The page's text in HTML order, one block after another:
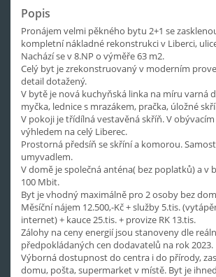
Popis
Pronájem velmi pěkného bytu 2+1 se
kompletní nákladné rekonstrukci v Liberci,
Nachází se v 8.NP o výměře 63 m2.
Celý byt je zrekonstruovaný v moderním
detail dotažený.
V bytě je nová kuchyňská linka na míru varná
myčka, lednice s mrazákem, pračka, úložné
V pokoji je třídílná vestavěná skříň. V
výhledem na celý Liberec.
Prostorná předsíň se skříní a komorou.
umyvadlem.
V domě je společná anténa( bez poplatků) a v
100 Mbit.
Byt je vhodný maximálně pro 2 osoby bez
Měsíční nájem 12.500,-Kč + služby 5.tis.
internet) + kauce 25.tis. + provize RK 13.tis.
Zálohy na ceny energií jsou stanoveny dle
předpokládaných cen dodavatelů na rok 2023.
Výborná dostupnost do centra i do přírody,
domu, pošta, supermarket v místě. Byt je